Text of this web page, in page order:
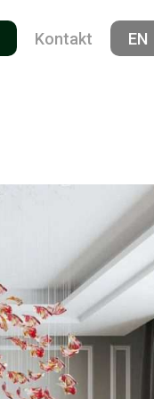
Kontakt EN